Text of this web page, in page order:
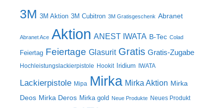
3M 3M Aktion 3M Cubitron 3M Gratisgeschenk Abranet
Abranet Ace Aktion ANEST IWATA B-Tec Colad
Feiertag Feiertage Glasurit Gratis Gratis-Zugabe
Hochleistungslackierpistole Hookit Iridium IWATA
Lackierpistole Mipa Mirka Mirka Aktion Mirka
Deos Mirka Deros Mirka gold Neue Produkte Neues Produkt